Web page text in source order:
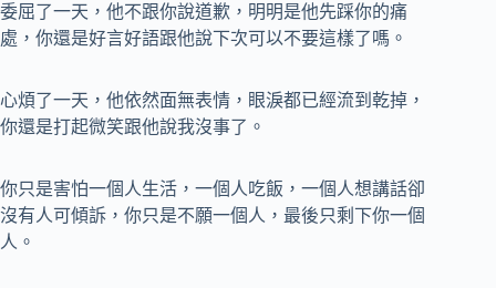
委屈了一天，他不跟你說道歉，明明是他先踩你的痛
處，你還是好言好語跟他說下次可以不要這樣了嗎。
心煩了一天，他依然面無表情，眼淚都已經流到乾掉，
你還是打起微笑跟他說我沒事了。
你只是害怕一個人生活，一個人吃飯，一個人想講話卻
沒有人可傾訴，你只是不願一個人，最後只剩下你一個
人。